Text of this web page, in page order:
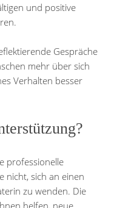
und positive
Gespräche
mehr über sich
Verhalten besser
professionelle
nicht, sich an einen
zu wenden. Die
helfen, neue